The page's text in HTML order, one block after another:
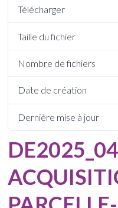
Télécharger
Taille du fichier
Nombre de fichiers
Date de création
Dernière mise à jour